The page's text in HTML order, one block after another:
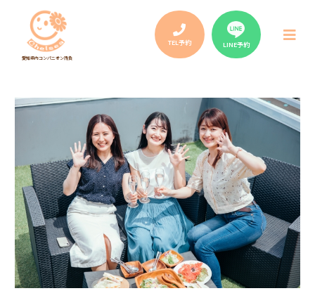
愛知県内コンパニオン請負
TEL予約 LINE予約
メ
ニ
navigation